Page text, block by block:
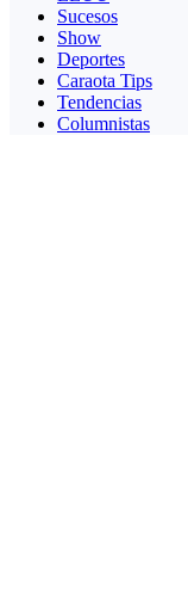
Sucesos
Show
Deportes
Caraota Tips
Tendencias
Columnistas